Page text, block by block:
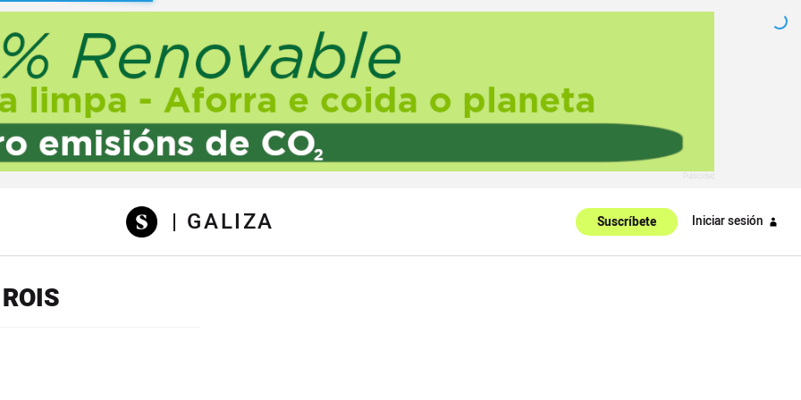
| GALIZA Suscríbete Iniciar sesión